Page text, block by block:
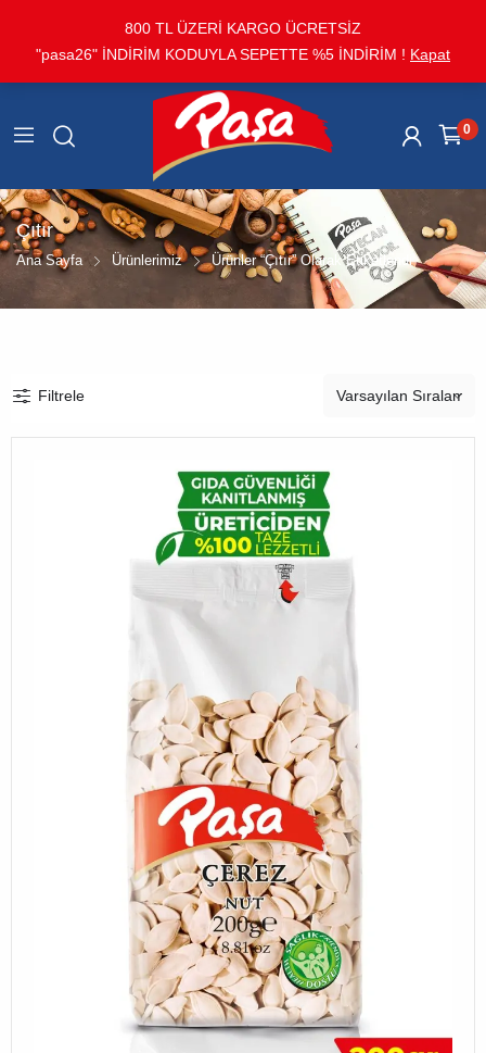
800 TL ÜZERİ KARGO ÜCRETSİZ
"pasa26" İNDİRİM KODUYLA SEPETTE %5 İNDİRİM ! Kapat
0
Çıtır
Ana Sayfa Ürünlerimiz Ürünler “Çıtır” Olarak Etiketlendi
Filtrele